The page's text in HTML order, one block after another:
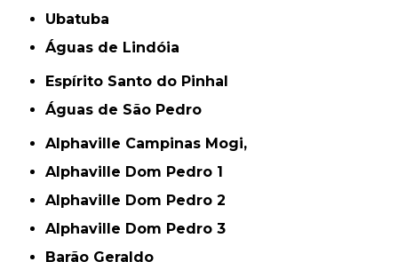
Ubatuba
Águas de Lindóia
Espírito Santo do Pinhal
Águas de São Pedro
Alphaville Campinas Mogi,
Alphaville Dom Pedro 1
Alphaville Dom Pedro 2
Alphaville Dom Pedro 3
Barão Geraldo